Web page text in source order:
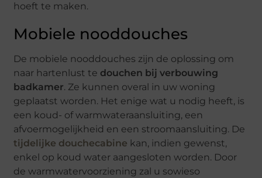
hoeft te maken.
Mobiele nooddouches
De mobiele nooddouches zijn de oplossing om
naar hartenlust te douchen bij verbouwing
badkamer. Ze kunnen overal in uw woning
geplaatst worden. Het enige wat u nodig heeft, is
een koud- of warmwateraansluiting, een
afvoermogelijkheid en een stroomaansluiting. De
tijdelijke douchecabine kan, indien gewenst,
enkel op koud water aangesloten worden. Door
de warmwatervoorziening zal u sowieso